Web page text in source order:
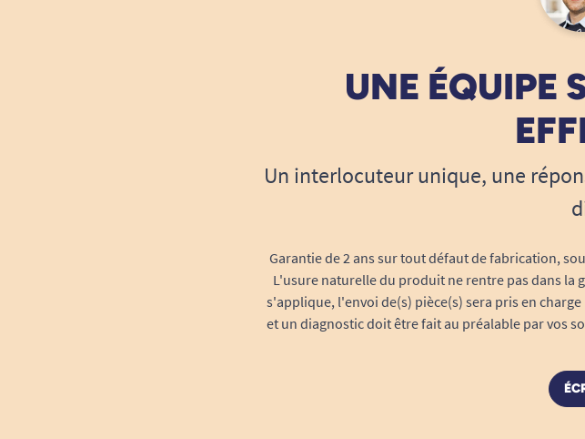
UNE ÉQUIPE
Un interlocuteur unique, une
Garantie de 2 ans sur tout défaut de fabrication,
L'usure naturelle du produit ne rentre pas dans la
s'applique, l'envoi de(s) pièce(s) sera pris en
et un diagnostic doit être fait au préalable par vos